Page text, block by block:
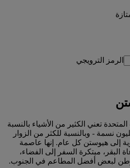
الرمز الترويجي
تعني الكثير من الأشياء بالنسبة
البالغ عددهم 2.2 مليون نسمة - وبالنسبة للكثر من الزوار
إلى هيوستن كل عام. إنها عاصمة
البقر، مبتكرة السفر إلى الفضاء،
لبعض أفضل المطاعم في الجنوب.